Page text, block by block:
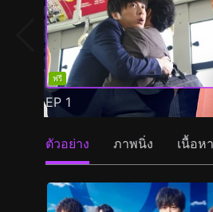
ฟรี
EP 1
ตัวอย่าง ภาพนิ่ง เนื้อห